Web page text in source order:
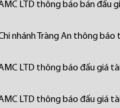
LTD thông báo bán đấu
nhánh Tràng An thông báo
LTD thông báo đấu giá
LTD thông báo đấu giá